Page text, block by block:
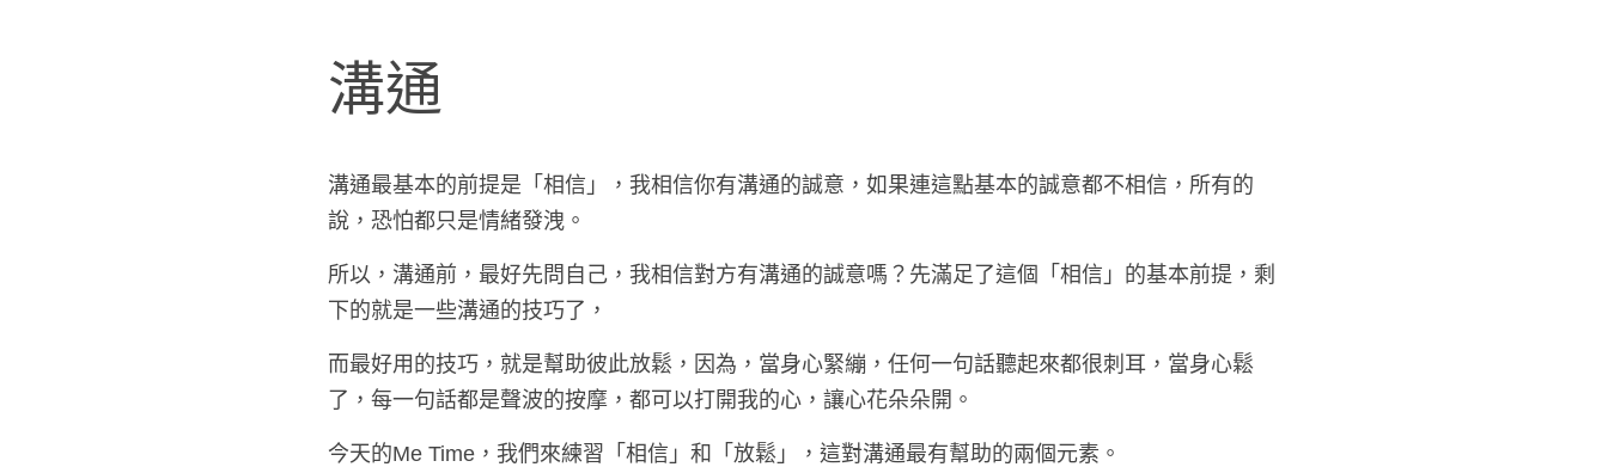
溝通
溝通最基本的前提是「相信」，我相信你有溝通的誠意，如果連這點基本的誠意都不相信，所有的
說，恐怕都只是情緒發洩。
所以，溝通前，最好先問自己，我相信對方有溝通的誠意嗎？先滿足了這個「相信」的基本前提，剩
下的就是一些溝通的技巧了，
而最好用的技巧，就是幫助彼此放鬆，因為，當身心緊繃，任何一句話聽起來都很刺耳，當身心鬆
了，每一句話都是聲波的按摩，都可以打開我的心，讓心花朵朵開。
今天的Me Time，我們來練習「相信」和「放鬆」，這對溝通最有幫助的兩個元素。